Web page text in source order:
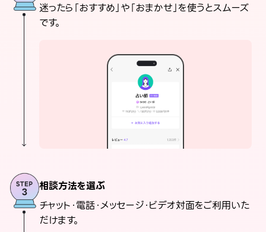
迷ったら「おすすめ」や「おまかせ」を使うとスムーズ
です。
相談方法を選ぶ
チャット・電話・メッセージ・ビデオ対面をご利用いた
だけます。